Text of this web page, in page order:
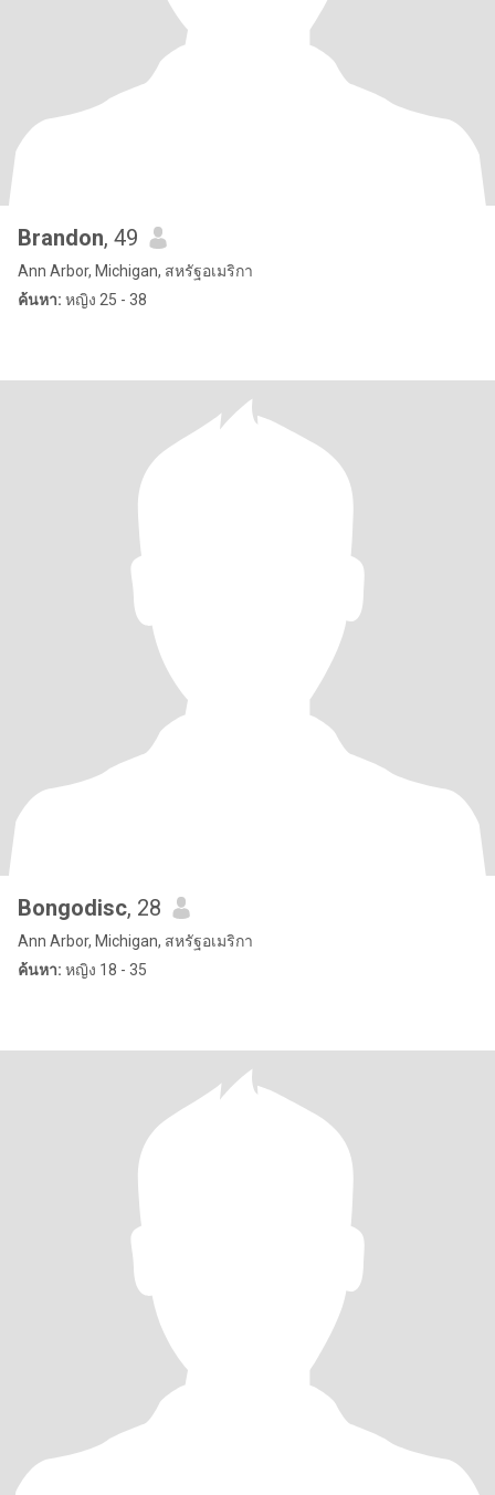
Brandon, 49
Ann Arbor, Michigan, สหรัฐอเมริกา
ค้นหา: หญิง 25 - 38
Bongodisc, 28
Ann Arbor, Michigan, สหรัฐอเมริกา
ค้นหา: หญิง 18 - 35